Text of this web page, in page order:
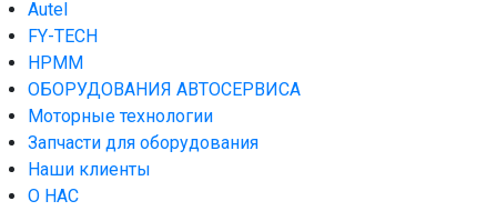
Autel
FY-TECH
HPMM
ОБОРУДОВАНИЯ АВТОСЕРВИСА
Моторные технологии
Запчасти для оборудования
Наши клиенты
О НАС